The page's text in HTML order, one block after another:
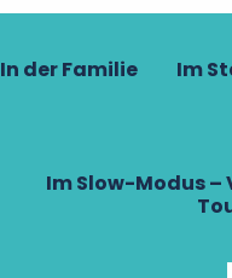
In der Familie Im
Im Slow-Modus